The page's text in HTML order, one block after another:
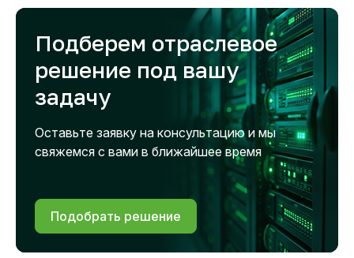
Подберем отраслевое
решение под вашу
задачу
Оставьте заявку на консультацию и мы
свяжемся с вами в ближайшее время
Подобрать решение